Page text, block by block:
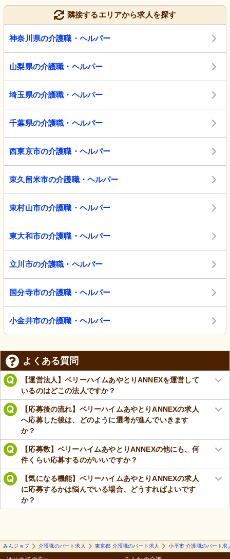
隣接するエリアから求人を探す
神奈川県の介護職・ヘルパー
山梨県の介護職・ヘルパー
埼玉県の介護職・ヘルパー
千葉県の介護職・ヘルパー
西東京市の介護職・ヘルパー
東久留米市の介護職・ヘルパー
東村山市の介護職・ヘルパー
東大和市の介護職・ヘルパー
立川市の介護職・ヘルパー
国分寺市の介護職・ヘルパー
小金井市の介護職・ヘルパー
よくある質問
【運営法人】ベリーハイムあやとりANNEXを運営して
いるのはどこの法人ですか？
【応募後の流れ】ベリーハイムあやとりANNEXの求人
へ応募した後は、どのように選考が進んでいきます
か？
【応募数】ベリーハイムあやとりANNEXの他にも、何
件くらい応募するのがいいですか？
【気になる機能】ベリーハイムあやとりANNEXの求人
に応募するかは悩んでいる場合、どうすればよいです
か？
みんジョブ 介護職のパート求人 東京都 介護職のパート求人 小平市 介護職のパート求